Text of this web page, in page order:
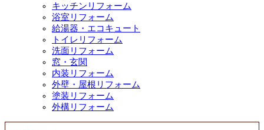
キッチンリフォーム
浴室リフォーム
給湯器・エコキュート
トイレリフォーム
洗面リフォーム
窓・玄関
内装リフォーム
外壁・屋根リフォーム
塗装リフォーム
外構リフォーム